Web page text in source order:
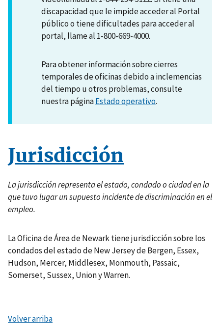
discapacidad que le impide acceder al Portal
público o tiene dificultades para acceder al
portal, llame al 1-800-669-4000.
Para obtener información sobre cierres
temporales de oficinas debido a inclemencias
del tiempo u otros problemas, consulte
nuestra páginaEstado operativo.
Jurisdicción
La jurisdicción representa el estado, condado o ciudad en la
que tuvo lugar un supuesto incidente de discriminación en el
empleo.
La Oficina de Área de Newark tiene jurisdicción sobre los
condados del estado de New Jersey de Bergen, Essex,
Hudson, Mercer, Middlesex, Monmouth, Passaic,
Somerset, Sussex, Union y Warren.
Volver arriba